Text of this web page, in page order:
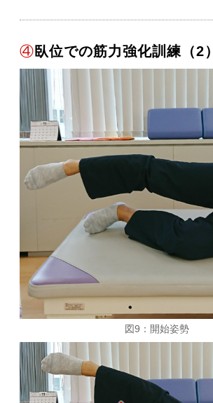
④臥位での筋力強化訓練（2）
図9：開始姿勢